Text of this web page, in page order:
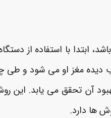
ابتدا با استفاده از
دیده مغز او می شود و طی
آن تحقق می یابد. این
ها دارد.